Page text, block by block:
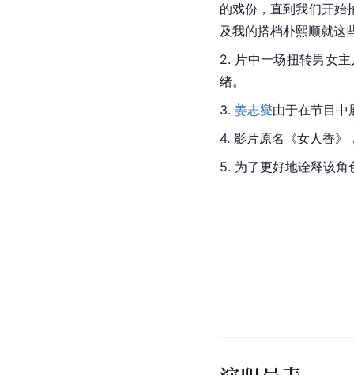
的戏份，直到我们开始
及我的搭档朴熙顺就这
2. 片中一场扭转男女
绪。
3. 姜志燮由于在节目中
4. 影片原名《女人香》
5. 为了更好地诠释该角